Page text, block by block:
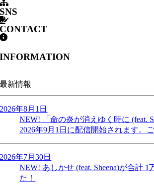
SNS
CONTACT
INFORMATION
最新情報
2026年8月1日
NEW! 「命の炎が消えゆく時に (feat.
2026年9月1日に配信開始されます。
2026年7月30日
NEW! あしかせ (feat. Sheena)が合計
た！